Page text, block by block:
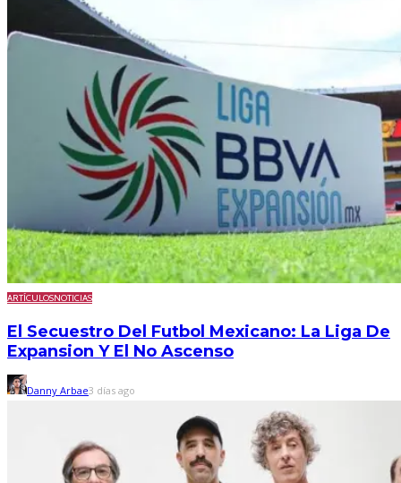
ARTÍCULOSNOTICIAS
El Secuestro Del Futbol Mexicano: La Liga De
Expansion Y El No Ascenso
Danny Arbae3 días ago